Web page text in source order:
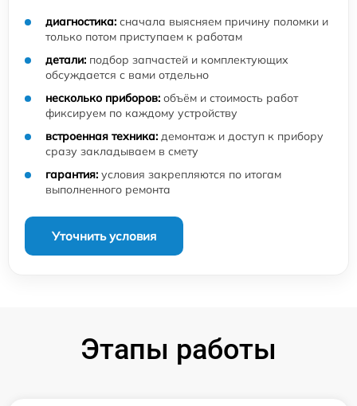
диагностика: сначала выясняем причину поломки и
только потом приступаем к работам
детали: подбор запчастей и комплектующих
обсуждается с вами отдельно
несколько приборов: объём и стоимость работ
фиксируем по каждому устройству
встроенная техника: демонтаж и доступ к прибору
сразу закладываем в смету
гарантия: условия закрепляются по итогам
выполненного ремонта
Уточнить условия
Этапы работы